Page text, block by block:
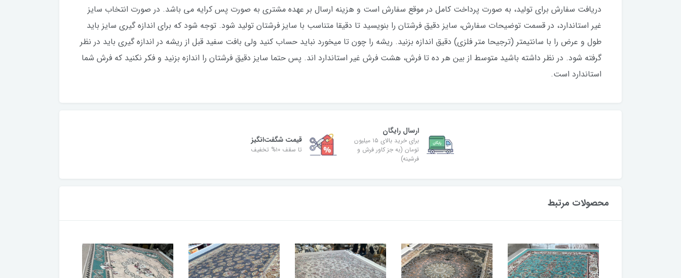
دریافت سفارش برای تولید، به صورت پرداخت کامل در موقع سفارش است و هزینه ارسال بر عهده مشتری به صورت پس کرایه می باشد. در صورت انتخاب سایز
غیر استاندارد، در قسمت توضیحات سفارش، سایز دقیق فرشتان را بنویسید تا دقیقا متناسب با سایز فرشتان تولید شود. توجه شود که برای اندازه گیری سایز باید
طول و عرض را با سانتیمتر (ترجیحا متر فلزی) دقیق اندازه بزنید. ریشه را چون تا میخورد نباید حساب کنید ولی بافت سفید قبل از ریشه در اندازه گیری باید در نظر
گرفته شود. در نظر داشته باشید متوسط از بین هر ده تا فرش، هشت فرش غیر استاندارد اند. پس حتما سایز دقیق فرشتان را اندازه بزنید و فکر نکنید که فرش شما
استاندارد است.
ارسال رایگان
برای خرید بالای ۱۵ میلیون
تومان (به جز کاور فرش و
فرشینه)
قیمت شگفت‌انگیز
تا سقف ۱۰% تخفیف
محصولات مرتبط